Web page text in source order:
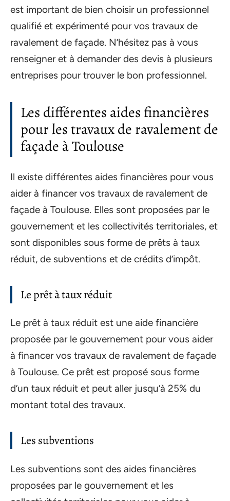
est important de bien choisir un professionnel
qualifié et expérimenté pour vos travaux de
ravalement de façade. N’hésitez pas à vous
renseigner et à demander des devis à plusieurs
entreprises pour trouver le bon professionnel.
Les différentes aides financières
pour les travaux de ravalement de
façade à Toulouse
Il existe différentes aides financières pour vous
aider à financer vos travaux de ravalement de
façade à Toulouse. Elles sont proposées par le
gouvernement et les collectivités territoriales, et
sont disponibles sous forme de prêts à taux
réduit, de subventions et de crédits d’impôt.
Le prêt à taux réduit
Le prêt à taux réduit est une aide financière
proposée par le gouvernement pour vous aider
à financer vos travaux de ravalement de façade
à Toulouse. Ce prêt est proposé sous forme
d’un taux réduit et peut aller jusqu’à 25% du
montant total des travaux.
Les subventions
Les subventions sont des aides financières
proposées par le gouvernement et les